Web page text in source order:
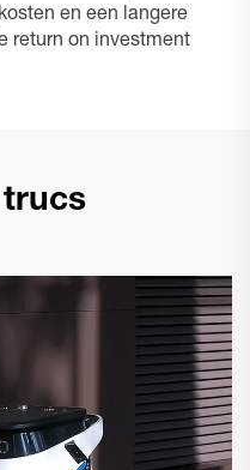
en een langere
return on investment
trucs